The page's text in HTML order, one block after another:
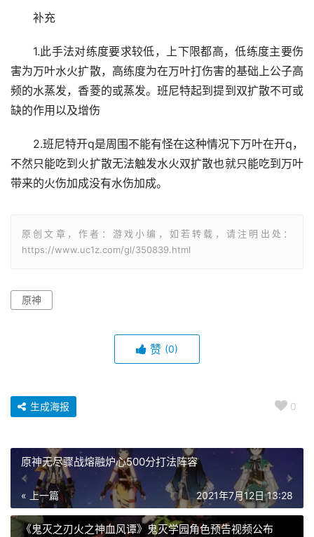
补充
1.此手法对练度要求较低，上下限都高，低练度主要伤
害为万叶水火扩散，高练度为在万叶打伤害的基础上公子高
频的水蒸发，香菱的或蒸发。班尼特起到提到双扩散不可或
缺的作用以及增伤
2.班尼特开q是周围不能有怪在这种情况下万叶在开q，
不然只能吃到火扩散无法触发水火双扩散也就只能吃到万叶
带来的火伤加成没有水伤加成。
原创文章，作者：游戏小编，如若转载，请注明出处：
https://www.uc1z.com/gl/350839.html
原神
赞 (0)
0
生成海报
原神无尽骤战熔融炉心500分打法阵容
« 上一篇 2021年7月12日 13:28
《鬼灭之刃火之神血风谭》鬼灭学园角色预告视频公布